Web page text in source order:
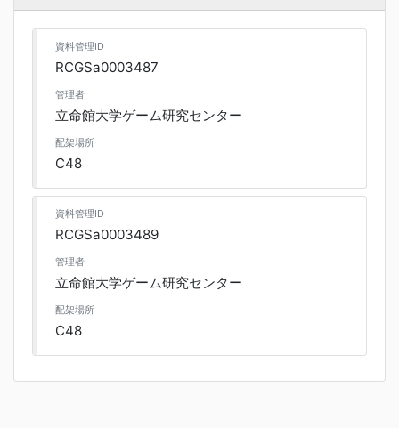
資料管理ID
RCGSa0003487
管理者
立命館大学ゲーム研究センター
配架場所
C48
資料管理ID
RCGSa0003489
管理者
立命館大学ゲーム研究センター
配架場所
C48